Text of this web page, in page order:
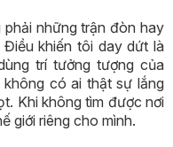
những trận đòn hay
khiến tôi day dứt là
trí tưởng tượng của
có ai thật sự lắng
Khi không tìm được nơi
giới riêng cho mình.